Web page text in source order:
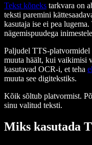
Tekst kõneks tarkvara on
teksti paremini
kasutaja ise ei pea
nägemispuudega
Paljudel TTS-
muuta häält, kui vaikimisi
kasutavad OCR-i, et teha
muuta see digitekstiks.
Kõik sõltub platvormist.
sinu valitud teksti.
Miks kasutada